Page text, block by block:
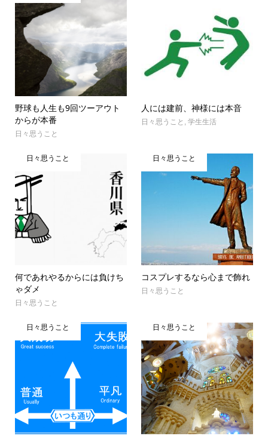
野球も人生も9回ツーアウト
からが本番
日々思うこと
人には建前、神様には本音
日々思うこと ,学生生活
日々思うこと
何であれやるからには負けち
ゃダメ
日々思うこと
日々思うこと
コスプレするなら心まで飾れ
日々思うこと
日々思うこと 日々思うこと